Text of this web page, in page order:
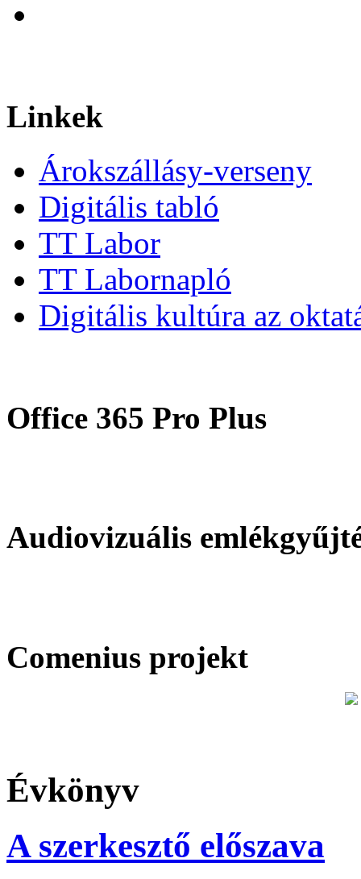
Linkek
Árokszállásy-verseny
Digitális tabló
TT Labor
TT Labornapló
Digitális kultúra az
Office 365 Pro Plus
Audiovizuális
Comenius projekt
Évkönyv
A szerkesztő előszava